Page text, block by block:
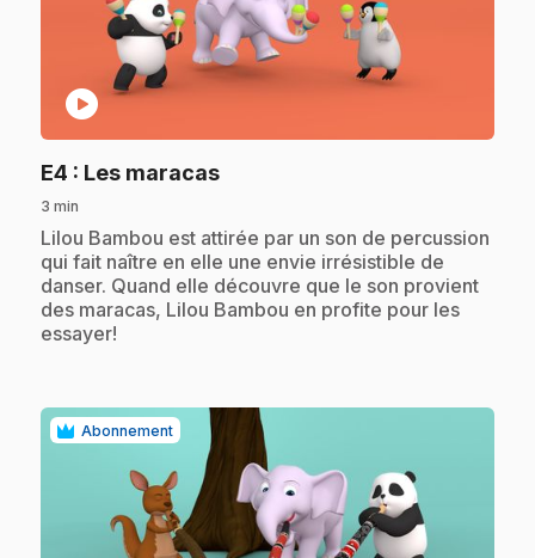
play_circle
E4 : Les maracas.
3 min
.Lilou Bambou est attirée par un son de percussion
qui fait naître en elle une envie irrésistible de
danser. Quand elle découvre que le son provient
des maracas, Lilou Bambou en profite pour les
essayer!
Abonnement